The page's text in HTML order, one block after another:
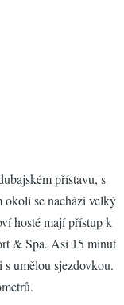
přístavu, s
okolí se nachází velký
hosté mají přístup k
& Spa. Asi 15 minut
umělou sjezdovkou.